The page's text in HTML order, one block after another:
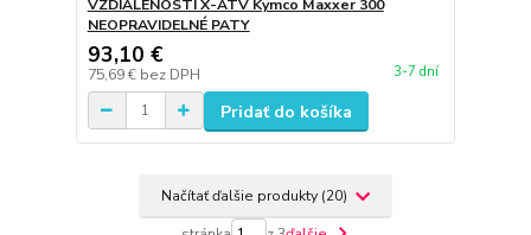
VZDIALENOSTI X-ATV Kymco Maxxer 300
NEOPRAVIDELNÉ PATY
93,10 €
75,69 € bez DPH 3-7 dní
Pridať do košíka
Načítať ďalšie produkty (20)